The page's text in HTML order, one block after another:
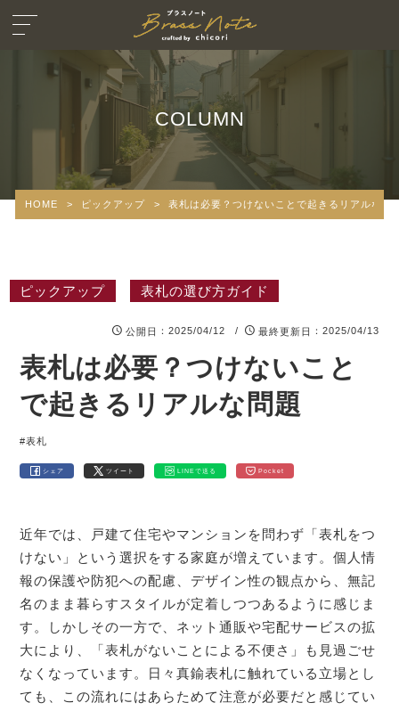
COLUMN
HOME > ピックアップ > 表札は必要？つけないことで起きるリアルな問
ピックアップ 表札の選び方ガイド
公開日 ：2025/04/12 / 最終更新日 ：2025/04/13
表札は必要？つけないこと
で起きるリアルな問題
#表札
シェア ツイート LINEで送る Pocket
近年では、戸建て住宅やマンションを問わず「表札をつ
けない」という選択をする家庭が増えています。個人情
報の保護や防犯への配慮、デザイン性の観点から、無記
名のまま暮らすスタイルが定着しつつあるように感じま
す。しかしその一方で、ネット通販や宅配サービスの拡
大により、「表札がないことによる不便さ」も見過ごせ
なくなっています。日々真鍮表札に触れている立場とし
ても、この流れにはあらためて注意が必要だと感じてい